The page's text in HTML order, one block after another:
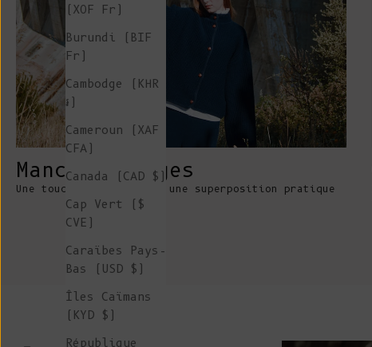
(XOF Fr)
Burundi (BIF
Fr)
Cambodge (KHR
៛)
Cameroun (XAF
CFA)
Canada (CAD $)
Cap Vert ($
CVE)
Caraïbes Pays-
Bas (USD $)
Îles Caïmans
(KYD $)
République
Manches larges
Une touche vintage avec une superposition pratique